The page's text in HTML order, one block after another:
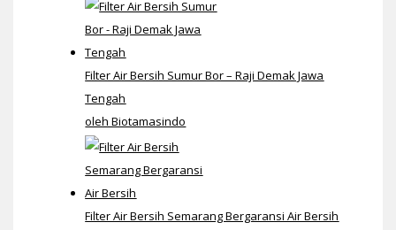
Filter Air Bersih Sumur Bor – Raji Demak Jawa
Tengah
oleh Biotamasindo
Filter Air Bersih Semarang Bergaransi Air Bersih